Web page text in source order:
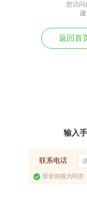
您访问
返回首
输入
联系电话
登录则视为同意